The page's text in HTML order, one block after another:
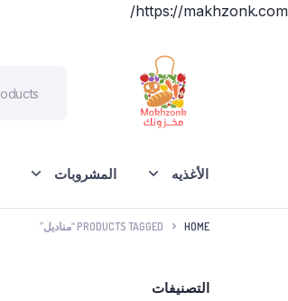
https://makhzonk.com/
الأغذيه المشروبات
HOME PRODUCTS TAGGED “مناديل”
التصنيفات